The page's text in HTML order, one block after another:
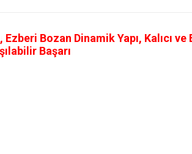
Bozan Dinamik Yapı, Kalıcı ve
Başarı